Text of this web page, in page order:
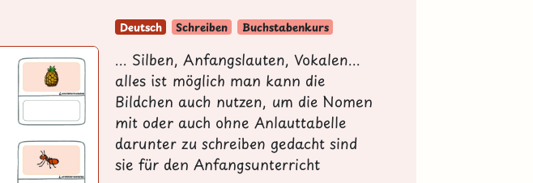
Deutsch Schreiben Buchstabenkurs
... Silben, Anfangslauten, Vokalen...
alles ist möglich man kann die
Bildchen auch nutzen, um die Nomen
mit oder auch ohne Anlauttabelle
darunter zu schreiben gedacht sind
sie für den Anfangsunterricht